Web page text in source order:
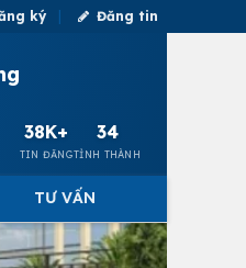
ký Đăng tin
38K+
TIN ĐĂNG
34
TỈNH THÀNH
TƯ VẤN